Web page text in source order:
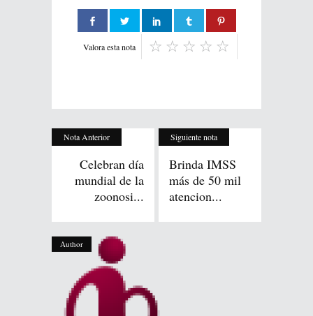
Valora esta nota
Nota Anterior
Celebran día
mundial de la
zoonosi...
Siguiente nota
Brinda IMSS
más de 50 mil
atencion...
Author